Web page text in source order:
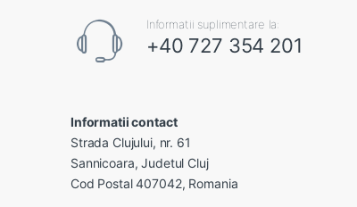
Informatii suplimentare la:
+40 727 354 201
Informatii contact
Strada Clujului, nr. 61
Sannicoara, Judetul Cluj
Cod Postal 407042, Romania